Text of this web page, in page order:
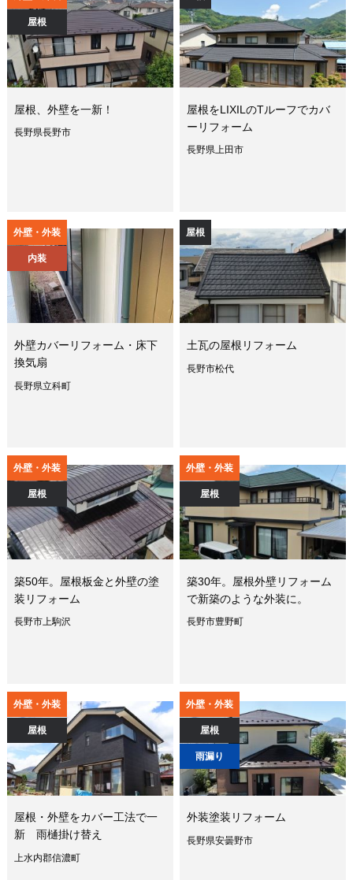
屋根
屋根、外壁を一新！
長野県長野市
屋根をLIXILのTルーフでカバ
ーリフォーム
長野県上田市
外壁・外装
内装
外壁カバーリフォーム・床下
換気扇
長野県立科町
屋根
土瓦の屋根リフォーム
長野市松代
外壁・外装
屋根
築50年。屋根板金と外壁の塗
装リフォーム
長野市上駒沢
外壁・外装
屋根
築30年。屋根外壁リフォーム
で新築のような外装に。
長野市豊野町
外壁・外装
屋根
屋根・外壁をカバー工法で一
新 雨樋掛け替え
上水内郡信濃町
外壁・外装
屋根
雨漏り
外装塗装リフォーム
長野県安曇野市